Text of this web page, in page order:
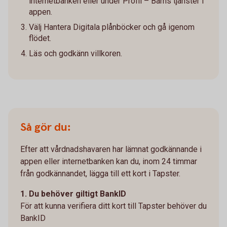
appen.
Välj Hantera Digitala plånböcker och gå igenom
flödet.
Läs och godkänn villkoren.
Så gör du:
Efter att vårdnadshavaren har lämnat godkännande i
appen eller internetbanken kan du, inom 24 timmar
från godkännandet, lägga till ett kort i Tapster.
1. Du behöver giltigt BankID
För att kunna verifiera ditt kort till Tapster behöver du
BankID